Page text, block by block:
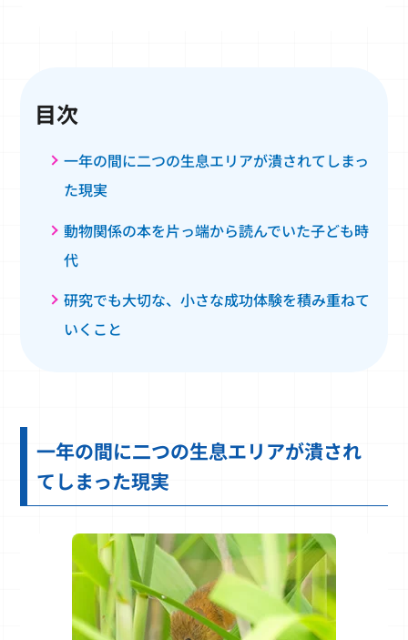
目次
一年の間に二つの生息エリアが潰されてしまっ
た現実
動物関係の本を片っ端から読んでいた子ども時
代
研究でも大切な、小さな成功体験を積み重ねて
いくこと
一年の間に二つの生息エリアが潰され
てしまった現実